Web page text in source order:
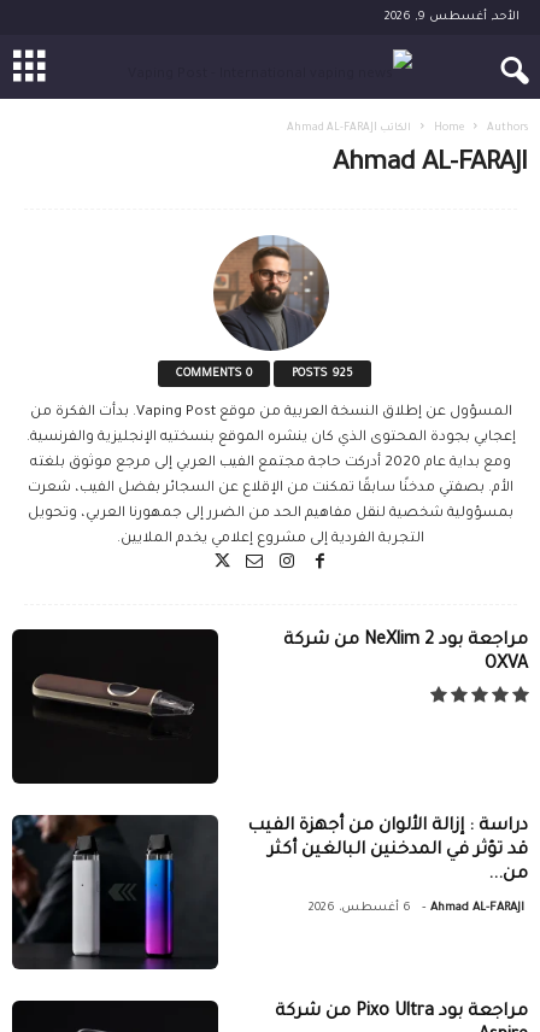
الأحد, أغسطس 9, 2026
Home Authors الكاتب Ahmad AL-FARAJI
Ahmad AL-FARAJI
925 POSTS
0 COMMENTS
المسؤول عن إطلاق النسخة العربية من موقع Vaping Post. بدأت الفكرة من
إعجابي بجودة المحتوى الذي كان ينشره الموقع بنسختيه الإنجليزية والفرنسية.
ومع بداية عام 2020 أدركت حاجة مجتمع الفيب العربي إلى مرجع موثوق بلغته
الأم. بصفتي مدخنًا سابقًا تمكنت من الإقلاع عن السجائر بفضل الفيب، شعرت
بمسؤولية شخصية لنقل مفاهيم الحد من الضرر إلى جمهورنا العربي، وتحويل
التجربة الفردية إلى مشروع إعلامي يخدم الملايين.
مراجعة بود NeXlim 2 من شركة
OXVA
دراسة : إزالة الألوان من أجهزة الفيب
قد تؤثر في المدخنين البالغين أكثر
من...
Ahmad AL-FARAJI
- 6 أغسطس، 2026
مراجعة بود Pixo Ultra من شركة